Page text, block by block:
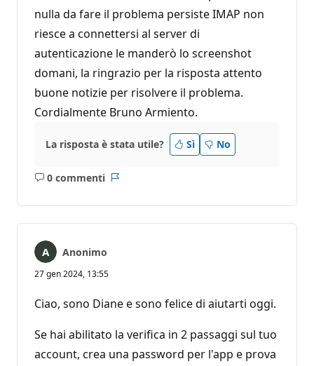
nulla da fare il problema persiste IMAP non
riesce a connettersi al server di
autenticazione le manderò lo screenshot
domani, la ringrazio per la risposta attento
buone notizie per risolvere il problema.
Cordialmente Bruno Armiento.
La risposta è stata utile? Sì No
0 commenti
Nessun
Anonimo
27 gen 2024, 13:55
Ciao, sono Diane e sono felice di aiutarti oggi.
Se hai abilitato la verifica in 2 passaggi sul tuo
account, crea una password per l'app e prova